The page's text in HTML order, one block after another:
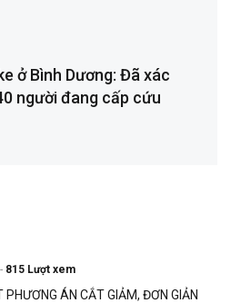
ở Bình Dương: Đã xác
người đang cấp cứu
815 Lượt xem
PHƯƠNG ÁN CẮT GIẢM, ĐƠN GIẢN